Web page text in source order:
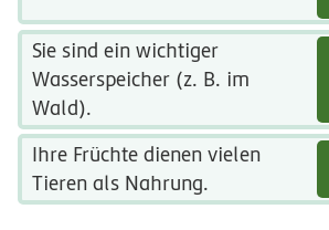
Sie sind ein wichtiger
Wasserspeicher (z. B. im
Wald).
Ihre Früchte dienen vielen
Tieren als Nahrung.